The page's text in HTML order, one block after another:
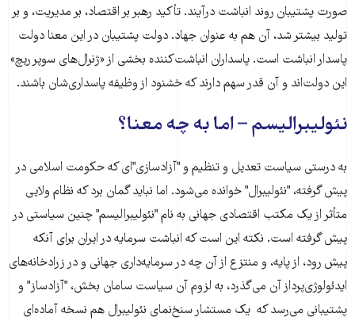
صورت پشتیبان روند انباشت درآیند. تأکید رهبر بر اقتصاد، بر مدیریت، و بر
تولید بیشتر شد، آن هم به عنوان جهاد. دولت پشتیبان در این معنا دولت
پاسدار انباشت است. پاسداران انباشت‌کننده بخشی از «ژنرال‌های سوپر ریچ»
این دولت‌اند و آن قدر سهم دارند که خشنود از وظیفه پاسداری‌شان باشند.
نئولیبرالیسم – اما به چه معنا؟
به درستی سیاست تعدیل و تنظیم و "آزادسازی"ای که حکومت اسلامی در
پیش گرفته، "نئولیبرال" خوانده می‌شود. اما نباید گمان برد که نظام ولایی
متأثر از یک مکتب اقتصادی جهانی به نام "نئولیبرالیسم" چنین سیاستی در
پیش گرفته است. نکته این است که انباشت سرمایه در ایران برای آنکه
پیش رود، از پایه، و منتزع از آن چه در سرمایه‌داری جهانی و در زرادخانه‌های
ایدئولوژی‌پرداز آن می‌گذرد، به لزوم آن سیاست سامان بخش، "آزادساز" و
پشتیبانی می‌رسد که یک مستشار سنخ‌نمای نئولیبرال هم نسخه‌ آماده‌ای